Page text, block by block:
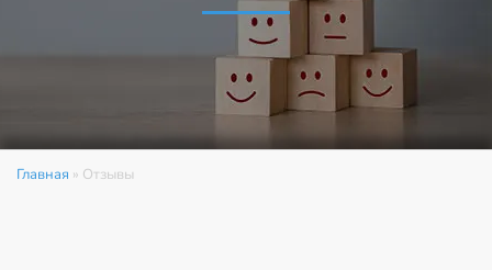
Главная » Отзывы